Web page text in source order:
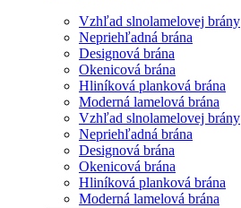
Vzhľad slnolamelovej brány
Nepriehľadná brána
Designová brána
Okenicová brána
Hliníková planková brána
Moderná lamelová brána
Vzhľad slnolamelovej brány
Nepriehľadná brána
Designová brána
Okenicová brána
Hliníková planková brána
Moderná lamelová brána